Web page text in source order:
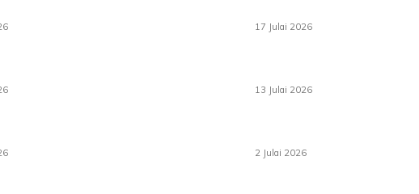
17 Julai 2026
13 Julai 2026
2 Julai 2026